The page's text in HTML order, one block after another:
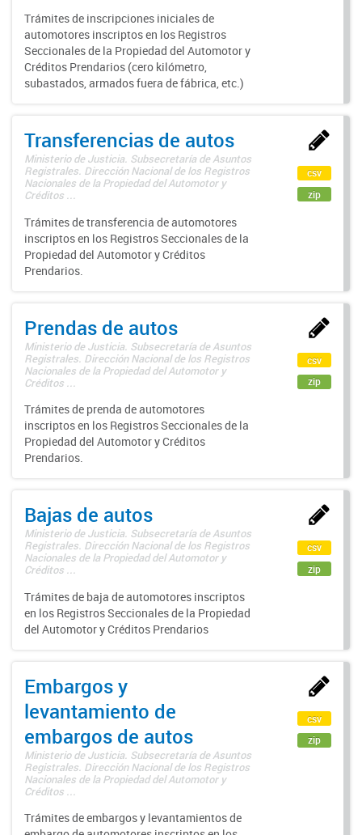
Trámites de inscripciones iniciales de
automotores inscriptos en los Registros
Seccionales de la Propiedad del Automotor y
Créditos Prendarios (cero kilómetro,
subastados, armados fuera de fábrica, etc.)
Transferencias de autos
Ministerio de Justicia. Subsecretaría de Asuntos
Registrales. Dirección Nacional de los Registros
Nacionales de la Propiedad del Automotor y
Créditos ...
Trámites de transferencia de automotores
inscriptos en los Registros Seccionales de la
Propiedad del Automotor y Créditos
Prendarios.
csv
zip
Prendas de autos
Ministerio de Justicia. Subsecretaría de Asuntos
Registrales. Dirección Nacional de los Registros
Nacionales de la Propiedad del Automotor y
Créditos ...
Trámites de prenda de automotores
inscriptos en los Registros Seccionales de la
Propiedad del Automotor y Créditos
Prendarios.
csv
zip
Bajas de autos
Ministerio de Justicia. Subsecretaría de Asuntos
Registrales. Dirección Nacional de los Registros
Nacionales de la Propiedad del Automotor y
Créditos ...
Trámites de baja de automotores inscriptos
en los Registros Seccionales de la Propiedad
del Automotor y Créditos Prendarios
csv
zip
Embargos y
levantamiento de
embargos de autos
Ministerio de Justicia. Subsecretaría de Asuntos
Registrales. Dirección Nacional de los Registros
Nacionales de la Propiedad del Automotor y
Créditos ...
Trámites de embargos y levantamientos de
csv
zip